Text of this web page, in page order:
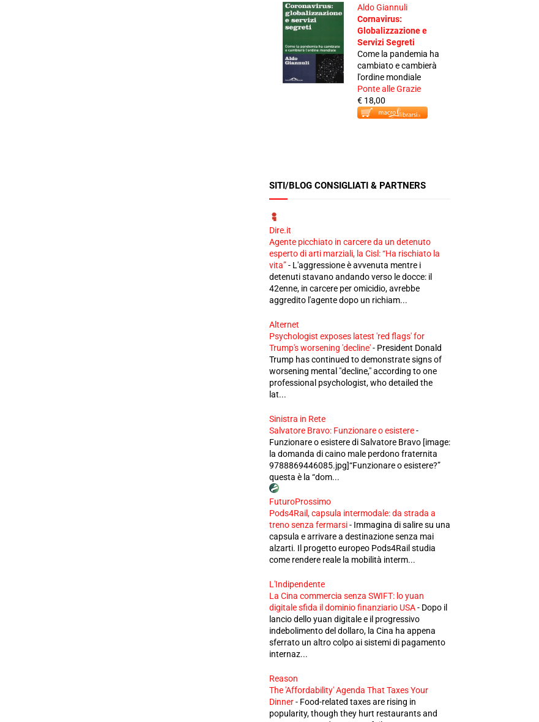
Aldo Giannuli
Cornavirus:
Globalizzazione e
Servizi Segreti
Come la pandemia ha
cambiato e cambierà
l'ordine mondiale
Ponte alle Grazie
€ 18,00
SITI/BLOG CONSIGLIATI & PARTNERS
Dire.it
Agente picchiato in carcere da un detenuto
esperto di arti marziali, la Cisl: “Ha rischiato la
vita”- L'aggressione è avvenuta mentre i
detenuti stavano andando verso le docce: il
42enne, in carcere per omicidio, avrebbe
aggredito l'agente dopo un richiam...
Alternet
Psychologist exposes latest 'red flags' for
Trump's worsening 'decline'- President Donald
Trump has continued to demonstrate signs of
worsening mental "decline," according to one
professional psychologist, who detailed the
lat...
Sinistra in Rete
Salvatore Bravo: Funzionare o esistere-
Funzionare o esistere di Salvatore Bravo [image:
la domanda di caino male perdono fraternita
9788869446085.jpg]“Funzionare o esistere?”
questa è la “dom...
FuturoProssimo
Pods4Rail, capsula intermodale: da strada a
treno senza fermarsi- Immagina di salire su una
capsula e arrivare a destinazione senza mai
alzarti. Il progetto europeo Pods4Rail studia
come rendere reale la mobilità interm...
L'Indipendente
La Cina commercia senza SWIFT: lo yuan
digitale sfida il dominio finanziario USA- Dopo il
lancio dello yuan digitale e il progressivo
indebolimento del dollaro, la Cina ha appena
sferrato un altro colpo ai sistemi di pagamento
internaz...
Reason
The 'Affordability' Agenda That Taxes Your
Dinner- Food-related taxes are rising in
popularity, though they hurt restaurants and